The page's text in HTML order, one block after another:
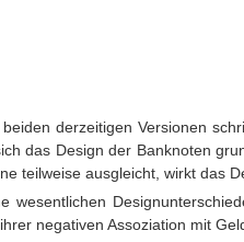
derzeitigen Versionen
das Design der Banknoten
teilweise ausgleicht, wirkt das
negativen Assoziation mit